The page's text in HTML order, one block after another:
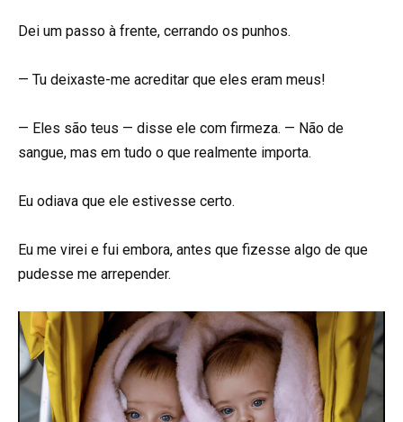
Dei um passo à frente, cerrando os punhos.
— Tu deixaste-me acreditar que eles eram meus!
— Eles são teus — disse ele com firmeza. — Não de
sangue, mas em tudo o que realmente importa.
Eu odiava que ele estivesse certo.
Eu me virei e fui embora, antes que fizesse algo de que
pudesse me arrepender.